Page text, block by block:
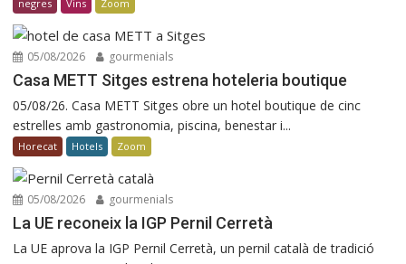
negres Vins Zoom
05/08/2026 gourmenials
Casa METT Sitges estrena hoteleria boutique
05/08/26. Casa METT Sitges obre un hotel boutique de cinc
estrelles amb gastronomia, piscina, benestar i...
Horecat Hotels Zoom
05/08/2026 gourmenials
La UE reconeix la IGP Pernil Cerretà
La UE aprova la IGP Pernil Cerretà, un pernil català de tradició